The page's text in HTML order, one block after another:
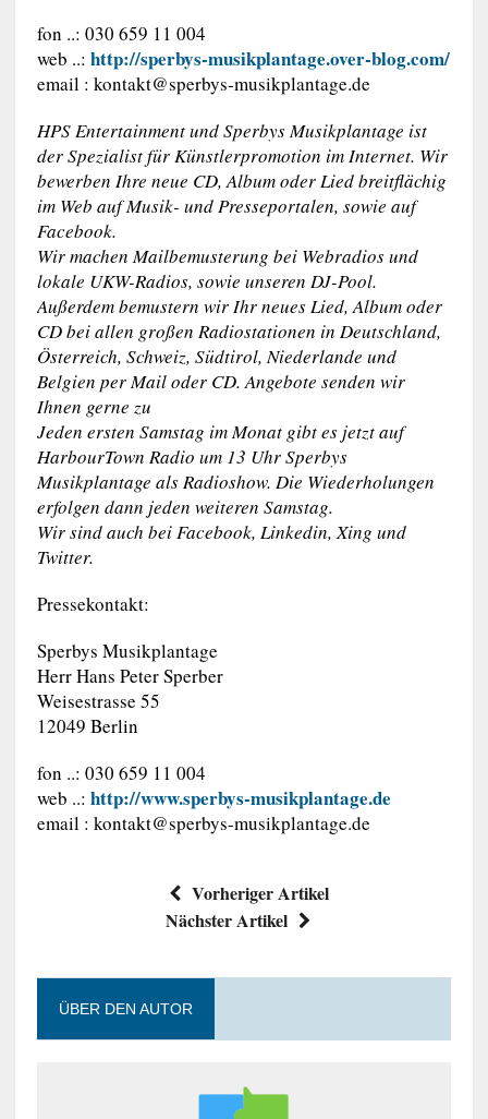
fon ..: 030 659 11 004
web ..: http://sperbys-musikplantage.over-blog.com/
email : kontakt@sperbys-musikplantage.de
HPS Entertainment und Sperbys Musikplantage ist
der Spezialist für Künstlerpromotion im Internet. Wir
bewerben Ihre neue CD, Album oder Lied breitflächig
im Web auf Musik- und Presseportalen, sowie auf
Facebook.
Wir machen Mailbemusterung bei Webradios und
lokale UKW-Radios, sowie unseren DJ-Pool.
Außerdem bemustern wir Ihr neues Lied, Album oder
CD bei allen großen Radiostationen in Deutschland,
Österreich, Schweiz, Südtirol, Niederlande und
Belgien per Mail oder CD. Angebote senden wir
Ihnen gerne zu
Jeden ersten Samstag im Monat gibt es jetzt auf
HarbourTown Radio um 13 Uhr Sperbys
Musikplantage als Radioshow. Die Wiederholungen
erfolgen dann jeden weiteren Samstag.
Wir sind auch bei Facebook, Linkedin, Xing und
Twitter.
Pressekontakt:
Sperbys Musikplantage
Herr Hans Peter Sperber
Weisestrasse 55
12049 Berlin
fon ..: 030 659 11 004
web ..: http://www.sperbys-musikplantage.de
email : kontakt@sperbys-musikplantage.de
Vorheriger Artikel
Nächster Artikel
ÜBER DEN AUTOR